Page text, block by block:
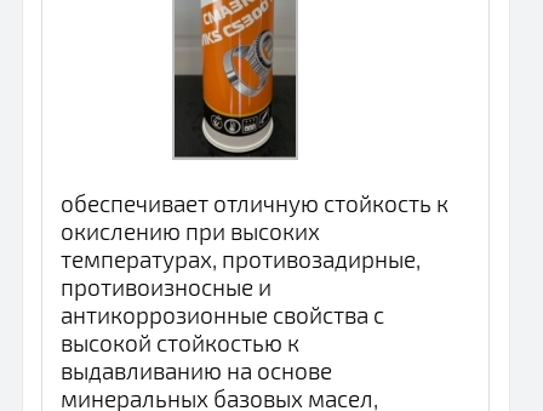
обеспечивает отличную стойкость к
окислению при высоких
температурах, противозадирные,
противоизносные и
антикоррозионные свойства с
высокой стойкостью к
выдавливанию на основе
минеральных базовых масел,